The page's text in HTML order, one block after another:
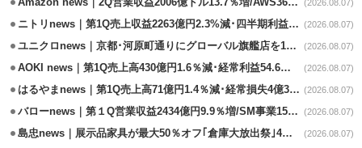
Amazon news｜2Q営業収益2006億ドル13.7％増/AWS36.8％％増が貢献 (2026.08.07)
ニトリnews｜第1Q売上収益2263億円2.3%減･四半期利益1.4％減 (2026.08.07)
ユニクロnews｜京都･河原町通りにグローバル旗艦店を11/6開設 (2026.08.07)
AOKI news｜第1Q売上高430億円1.6％減･経常利益54.6％減 (2026.08.07)
はるやまnews｜第1Q売上高71億円1.4％減･経常損失4億3800万円 (2026.08.07)
バローnews｜第１Q営業収益2434億円9.9％増/SM事業15.5％増と絶好調 (2026.08.07)
島忠news｜展示品家具が最大50％オフ｢倉庫大放出祭｣4店舗限定で開催 (2026.08.07)